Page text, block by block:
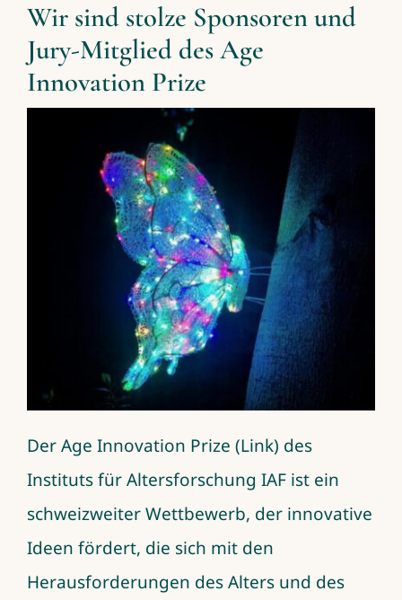
Wir sind stolze Sponsoren und
Jury-Mitglied des Age
Innovation Prize
Der Age Innovation Prize (Link) des
Instituts für Altersforschung IAF ist ein
schweizweiter Wettbewerb, der innovative
Ideen fördert, die sich mit den
Herausforderungen des Alters und des